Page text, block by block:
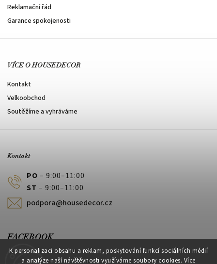
K personalizaci obsahu a reklam, poskytování funkcí sociálních médií
a analýze naší návštěvnosti využíváme soubory cookies. Více
Reklamační řád
Garance spokojenosti
VÍCE O HOUSEDECOR
Kontakt
Velkoobchod
Soutěžíme a vyhráváme
Kontakt
PO – 9:00–11:00
ST – 9:00–11:00
podpora@housedecor.cz
FACEBOOK